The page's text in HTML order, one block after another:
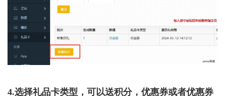
4.选择礼品卡类型，可以送积分，优惠券或者优惠券